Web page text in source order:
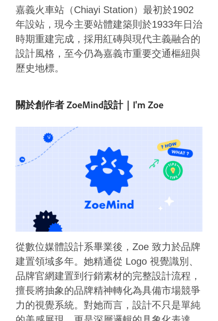
嘉義火車站（Chiayi Station）最初於1902
年設站，現今主要站體建築則於1933年日治
時期重建完成，採用紅磚與現代主義融合的
設計風格，至今仍為嘉義市重要交通樞紐與
歷史地標。
關於創作者 ZoeMind設計｜I'm Zoe
從數位媒體設計系畢業後，Zoe 致力於品牌
建置領域多年。她精通從 Logo 視覺識別、
品牌官網建置到行銷素材的完整設計流程，
擅長將抽象的品牌精神轉化為具備市場競爭
力的視覺系統。對她而言，設計不只是單純